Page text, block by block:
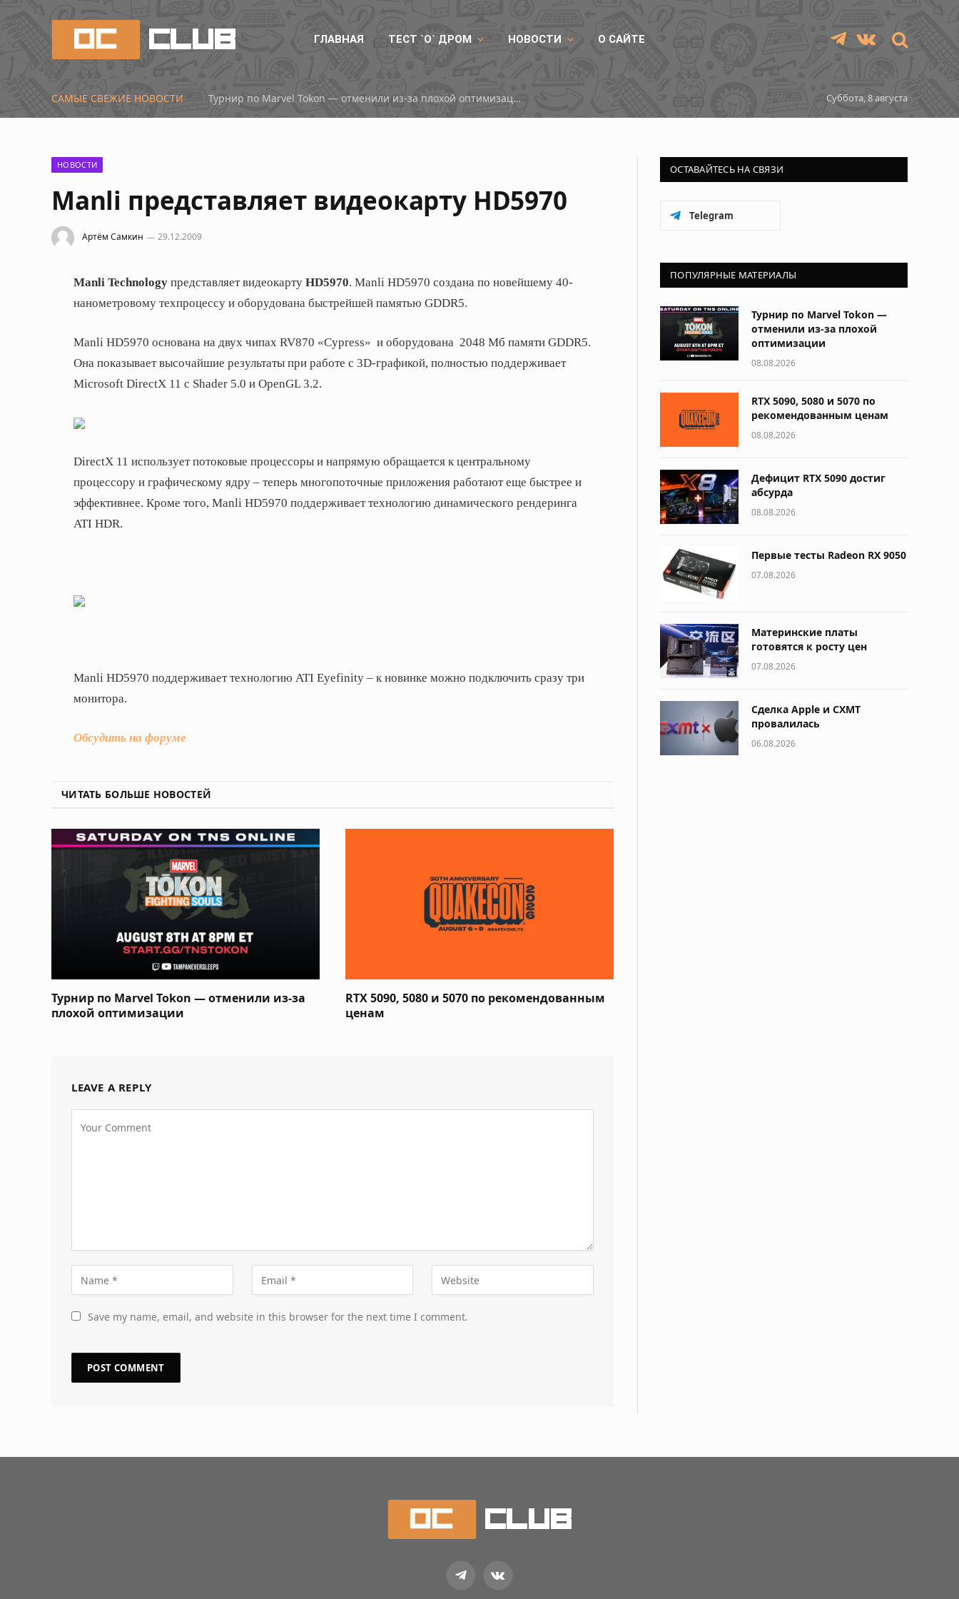
ГЛАВНАЯ ТЕСТ `О` ДРОМ НОВОСТИ О САЙТЕ TelegramVKontakte
САМЫЕ СВЕЖИЕ НОВОСТИ Турнир по Marvel Tokon — отменили из-за плохой оптимизации Суббота, 8 августа
НОВОСТИ
Manli представляет видеокарту HD5970
Артём Самкин 29.12.2009
Manli Technology представляет видеокарту HD5970. Manli HD5970 создана по новейшему 40-
нанометровому техпроцессу и оборудована быстрейшей памятью GDDR5.
Manli HD5970 основана на двух чипах RV870 «Cypress» и оборудована 2048 Мб памяти GDDR5.
Она показывает высочайшие результаты при работе с 3D-графикой, полностью поддерживает
Microsoft DirectX 11 с Shader 5.0 и OpenGL 3.2.
DirectX 11 использует потоковые процессоры и напрямую обращается к центральному
процессору и графическому ядру – теперь многопоточные приложения работают еще быстрее и
эффективнее. Кроме того, Manli HD5970 поддерживает технологию динамического рендеринга
ATI HDR.
Manli HD5970 поддерживает технологию ATI Eyefinity – к новинке можно подключить сразу три
монитора.
Обсудить на форуме
ЧИТАТЬ БОЛЬШЕ НОВОСТЕЙ
Турнир по Marvel Tokon — отменили из-за
плохой оптимизации
RTX 5090, 5080 и 5070 по рекомендованным
ценам
LEAVE A REPLY
Save my name, email, and website in this browser for the next time I comment.
ОСТАВАЙТЕСЬ НА СВЯЗИ
Telegram
ПОПУЛЯРНЫЕ МАТЕРИАЛЫ
Турнир по Marvel Tokon —
отменили из-за плохой
оптимизации
08.08.2026
RTX 5090, 5080 и 5070 по
рекомендованным ценам
08.08.2026
Дефицит RTX 5090 достиг
абсурда
08.08.2026
Первые тесты Radeon RX 9050
07.08.2026
Материнские платы
готовятся к росту цен
07.08.2026
Сделка Apple и CXMT
провалилась
06.08.2026
TelegramVKontakte